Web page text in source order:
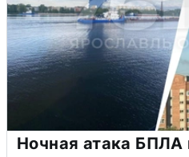
Ночная атака БПЛА